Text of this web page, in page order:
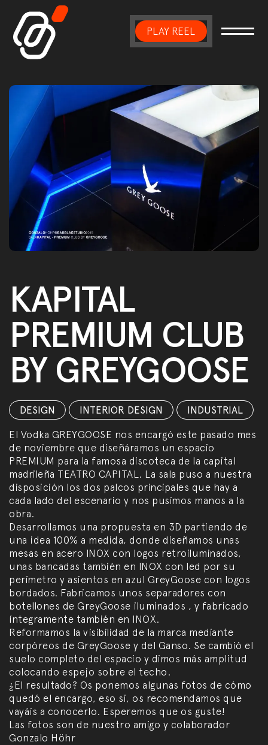
Main NavigationPLAY REEL
KAPITAL
PREMIUM CLUB
BY GREYGOOSE
DESIGN INTERIOR DESIGN INDUSTRIAL
El Vodka GREYGOOSE nos encargó este pasado mes
de noviembre que diseñáramos un espacio
PREMIUM para la famosa discoteca de la capital
madrileña TEATRO CAPITAL. La sala puso a nuestra
disposición los dos palcos principales que hay a
cada lado del escenario y nos pusimos manos a la
obra.
Desarrollamos una propuesta en 3D partiendo de
una idea 100% a medida, donde diseñamos unas
mesas en acero INOX con logos retroiluminados,
unas bancadas también en INOX con led por su
perímetro y asientos en azul GreyGoose con logos
bordados. Fabricamos unos separadores con
botellones de GreyGoose iluminados , y fabricado
íntegramente también en INOX.
Reformamos la visibilidad de la marca mediante
corpóreos de GreyGoose y del Ganso. Se cambió el
suelo completo del espacio y dimos más amplitud
colocando espejo sobre el techo.
¿El resultado? Os ponemos algunas fotos de cómo
quedó el encargo, eso si, os recomendamos que
vayáis a conocerlo. Esperemos que os guste!
Las fotos son de nuestro amigo y colaborador
Gonzalo Höhr